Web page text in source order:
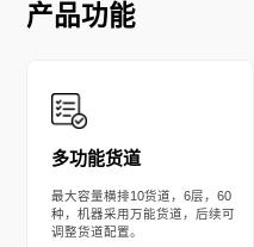
产品功能
多功能货道
最大容量横排10货道，6层，60
种，机器采用万能货道，后续可
调整货道配置。